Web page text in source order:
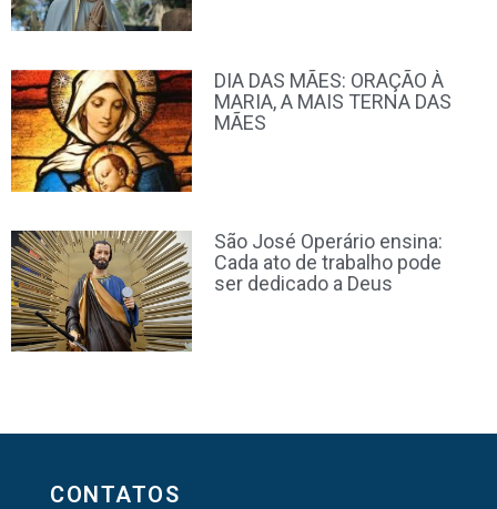
DIA DAS MÃES: ORAÇÃO À
MARIA, A MAIS TERNA DAS
MÃES
São José Operário ensina:
Cada ato de trabalho pode
ser dedicado a Deus
CONTATOS